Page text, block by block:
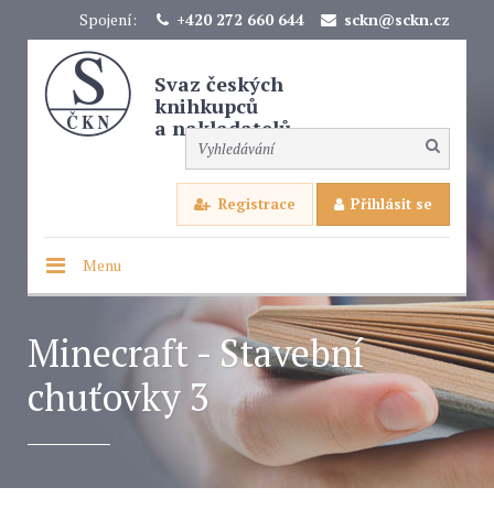
Spojení: +420 272 660 644 sckn@sckn.cz
Svaz českých
knihkupců
a nakladatelů
Registrace Přihlásit se
Menu
Minecraft - Stavební
chuťovky 3